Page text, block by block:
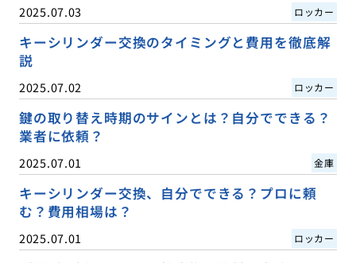
2025.07.03 ロッカー
キーシリンダー交換のタイミングと費用を徹底解
説
2025.07.02 ロッカー
鍵の取り替え時期のサインとは？自分でできる？
業者に依頼？
2025.07.01 金庫
キーシリンダー交換、自分でできる？プロに頼
む？費用相場は？
2025.07.01 ロッカー